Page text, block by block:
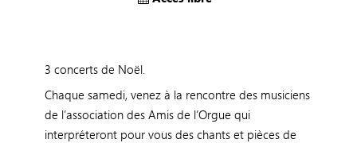
3 concerts de Noël.
Chaque samedi, venez à la rencontre des musiciens
de l’association des Amis de l’Orgue qui
interpréteront pour vous des chants et pièces de